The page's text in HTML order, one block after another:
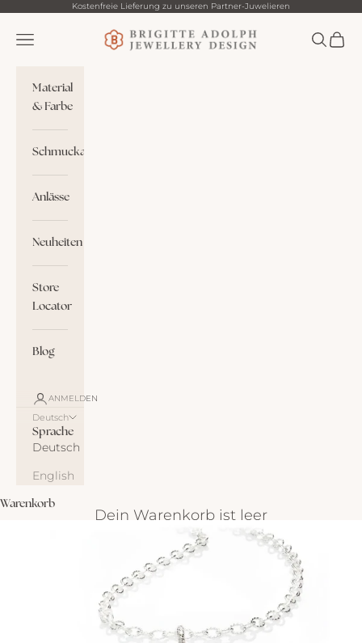
Zum Inhalt springenKostenfreie Lieferung zu unseren Partner-Juwelieren
Brigitte Adolph
Menü Suchen
Material
& Farbe
Schmuckart
Anlässe
Neuheiten
Store
Locator
Blog
ANMELDEN
Deutsch
Sprache
Deutsch
English
Warenkorb
Dein Warenkorb ist leer